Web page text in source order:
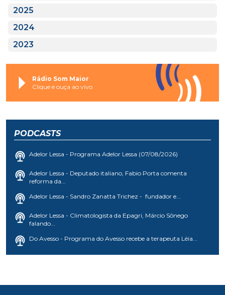
2025
2024
2023
Rádio Som Maior
Clique e ouça ao vivo
PODCASTS
Adelor Lessa - Programa Adelor Lessa (07/08/2026)
Adelor Lessa - Deputado italiano, Fabio Porta comenta
reforma da...
Adelor Lessa - Sandro Zanatta Trichez - fundador e...
Adelor Lessa - Climatologista da Epagri, Márcio Sônego
falando...
Do Avesso - Programa do Avesso recebe a terapeuta Léia...